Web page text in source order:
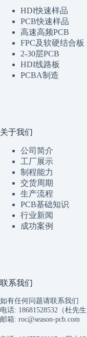
HDI快速样品
PCB快速样品
高速高频PCB
FPC及软硬结合板
2-30层PCB
HDI线路板
PCBA制造
关于我们
公司简介
工厂展示
制程能力
交货周期
生产流程
PCB基础知识
行业新闻
成功案例
联系我们
如有任何问题请联系我们
电话: 18681528532（杜先生
邮箱: roc@season-pcb.com